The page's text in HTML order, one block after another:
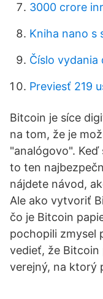
3000 crore
Kniha nano s
Číslo
Previesť 219
Bitcoin je síce
na tom, že je
"analógovo".
to ten
nájdete návod,
Ale ako vytvoriť
čo je Bitcoin
pochopili zmysel
vedieť, že Bitcoin
verejný, na ktorý